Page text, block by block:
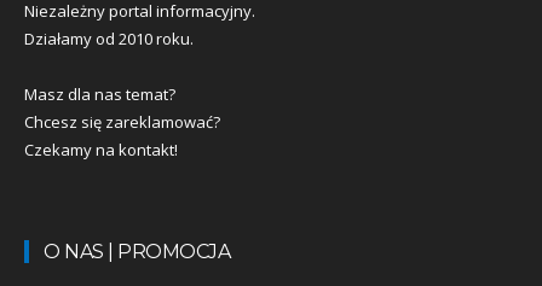
Niezależny portal informacyjny.
Działamy od 2010 roku.
Masz dla nas temat?
Chcesz się zareklamować?
Czekamy na kontakt!
O NAS | PROMOCJA